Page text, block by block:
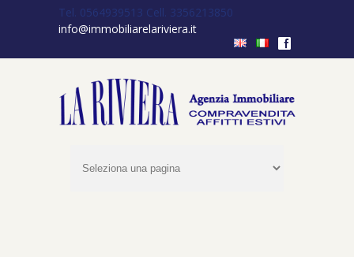
Tel. 0564939513 Cell. 3356213850
info@immobiliarelariviera.it
f